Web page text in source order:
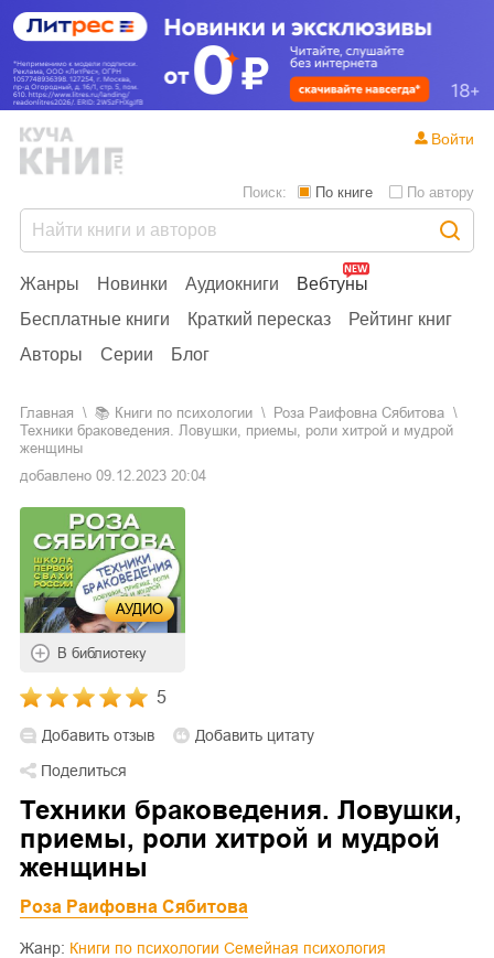
Жанры Новинки Аудиокниги
Вебтуны
Бесплатные книги
Краткий пересказ
Рейтинг книг
Авторы
Серии Блог
Поиск: По книге По автору
Войти
Главная 📚 книги по психологии
Роза Раифовна Сябитова
Техники браковедения. Ловушки, приемы, роли хитрой и мудрой
женщины
добавлено 09.12.2023 20:04
АУДИО
В библиотеку
5
Добавить отзыв
Добавить цитату
Поделиться
Техники браковедения. Ловушки,
приемы, роли хитрой и мудрой
женщины
Роза Раифовна Сябитова
Жанр: Книги по психологии
Семейная психология